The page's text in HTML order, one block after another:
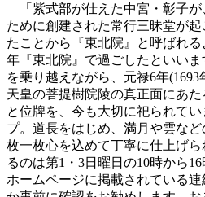
「紫式部が仕えた中宮・彰子が
ために創建された常行三昧堂が
たことから『東北院』と呼ばれ
年『東北院』で過ごしたといい
を乗り越えながら、元禄6年
天皇の菩提樹院陵の真正面にあ
と位牌を、今も大切に祀られて
プ。道長をはじめ、満月や雲な
枚一枚心を込めて丁寧に仕上げ
るのは第1・3日曜日の10時から
ホームページに掲載されている